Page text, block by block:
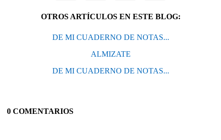
OTROS ARTÍCULOS EN ESTE BLOG:
DE MI CUADERNO DE NOTAS...
ALMIZATE
DE MI CUADERNO DE NOTAS...
0 COMENTARIOS